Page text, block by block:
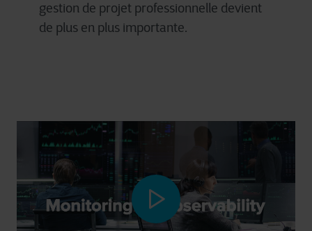
gestion de projet professionnelle devient
de plus en plus importante.